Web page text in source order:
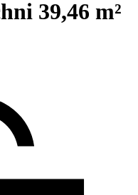
39,46 m²